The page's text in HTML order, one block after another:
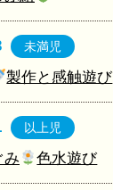
未満児
製作と感触遊び
以上児
み 色水遊び